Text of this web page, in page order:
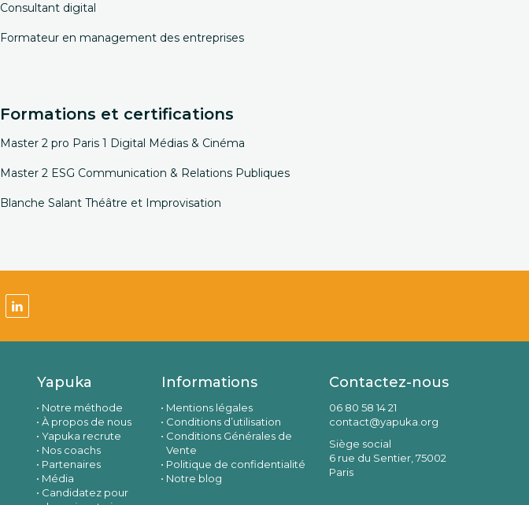
Consultant digital
Formateur en management des entreprises
Formations et certifications
Master 2 pro Paris 1 Digital Médias & Cinéma
Master 2 ESG Communication & Relations Publiques
Blanche Salant Théâtre et Improvisation
Yapuka
Notre méthode
À propos de nous
Yapuka recrute
Nos coachs
Partenaires
Média
Candidatez pour
Informations
Mentions légales
Conditions d’utilisation
Conditions Générales de
Vente
Politique de confidentialité
Notre blog
Contactez-nous
06 80 58 14 21
contact@yapuka.org
Siège social
6 rue du Sentier, 75002
Paris